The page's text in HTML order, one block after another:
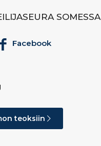
SOMESSA
Facebook
teoksiin